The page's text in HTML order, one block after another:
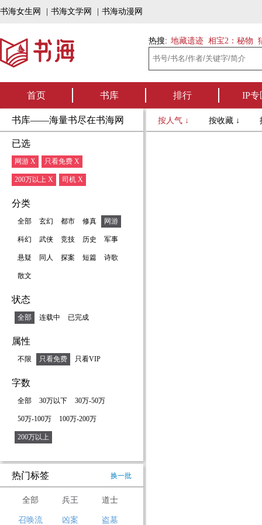
书海女生网 书海文学网 书海动漫网
热搜: 地藏遗迹 相宝2：秘物
首页 书库 排行 IP专
书库——海量书尽在书海网
已选
网游 X 只看免费 X
200万以上 X 司机 X
分类
全部 玄幻 都市 修真 网游
科幻 武侠 竞技 历史 军事
悬疑 同人 探案 短篇 诗歌
散文
状态
全部 连载中 已完成
属性
不限 只看免费 只看VIP
字数
全部 30万以下 30万-50万
50万-100万 100万-200万
200万以上
热门标签 换一批
全部 兵王 道士
召唤流 凶案 盗墓
按人气 ↓ 按收藏 ↓